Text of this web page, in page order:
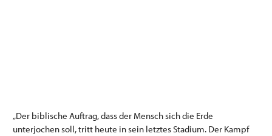
„Der biblische Auftrag, dass der Mensch sich die Erde
unterjochen soll, tritt heute in sein letztes Stadium. Der Kampf